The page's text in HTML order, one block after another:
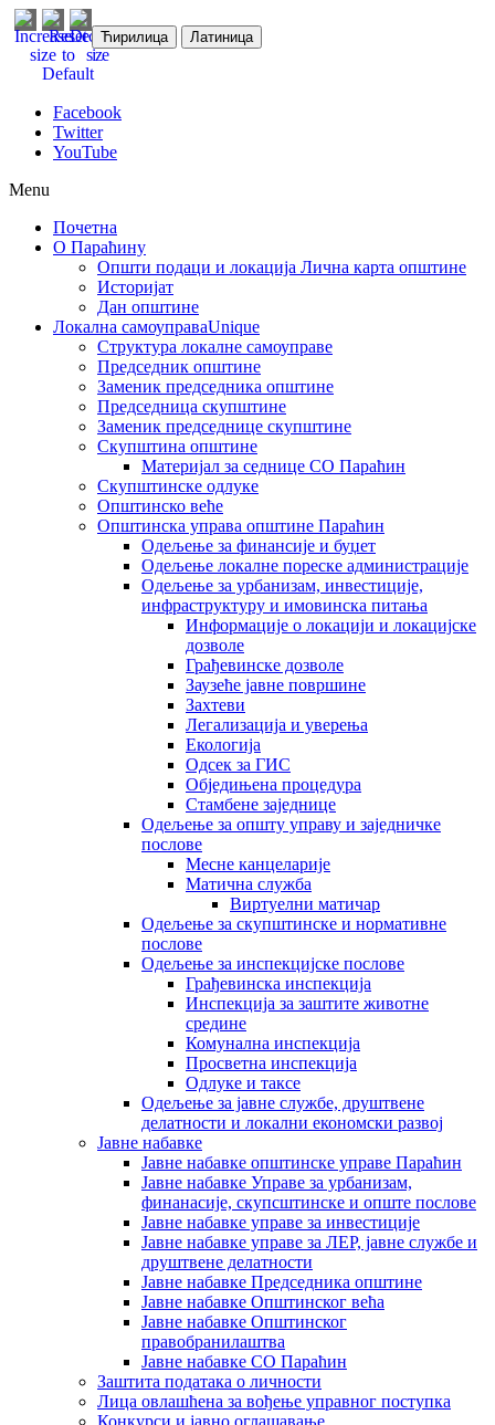
Ћирилица Латиница
Facebook
Twitter
YouTube
Menu
Почетна
О Параћину
Општи подаци и локација Лична карта општине
Историјат
Дан општине
Локална самоуправаUnique
Структура локалне самоуправе
Председник општине
Заменик председника општине
Председница скупштине
Заменик председнице скупштине
Скупштина општине
Материјал за седнице СО Параћин
Скупштинске одлуке
Општинско веће
Општинска управа општине Параћин
Одељење за финансије и буџет
Одељење локалне пореске администрације
Одељење за урбанизам, инвестиције,
инфраструктуру и имовинска питања
Информације о локацији и локацијске
дозволе
Грађевинске дозволе
Заузеће јавне површине
Захтеви
Легализација и уверења
Екологија
Одсек за ГИС
Обједињена процедура
Стамбене заједнице
Oдељење за општу управу и заједничке
послове
Месне канцеларије
Матична служба
Виртуелни матичар
Одељење за скупштинске и нормативне
послове
Одељење за инспекцијске послове
Грађевинска инспекција
Инспекција за заштите животне
средине
Комунална инспекција
Просветна инспекција
Одлуке и таксе
Одељење за јавне службе, друштвене
делатности и локални економски развој
Јавне набавке
Јавне набавке општинске управе Параћин
Јавне набавке Управе за урбанизам,
финанасије, скупсштинске и опште послове
Јавне набавке управе за инвестиције
Јавне набавке управе за ЛЕР, јавне службе и
друштвене делатности
Јавне набавке Председника општине
Јавне набавке Општинског већа
Јавне набавке Општинског
правобранилаштва
Јавне набавке СО Параћин
Заштита података о личности
Лица овлашћена за вођење управног поступка
Конкурси и јавно оглашавање